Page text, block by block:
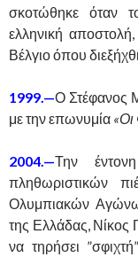
σκοτώθηκε όταν
ελληνική
Βέλγιο όπου
1999.—Ο Στέφανος
με την επωνυμία «Οι
2004.—Την
πληθωριστικών
Ολυμπιακών
της Ελλάδας, Νίκος
να τηρήσει